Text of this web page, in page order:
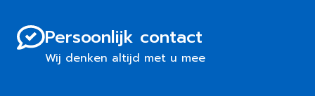
Persoonlijk contact
Wij denken altijd met u mee